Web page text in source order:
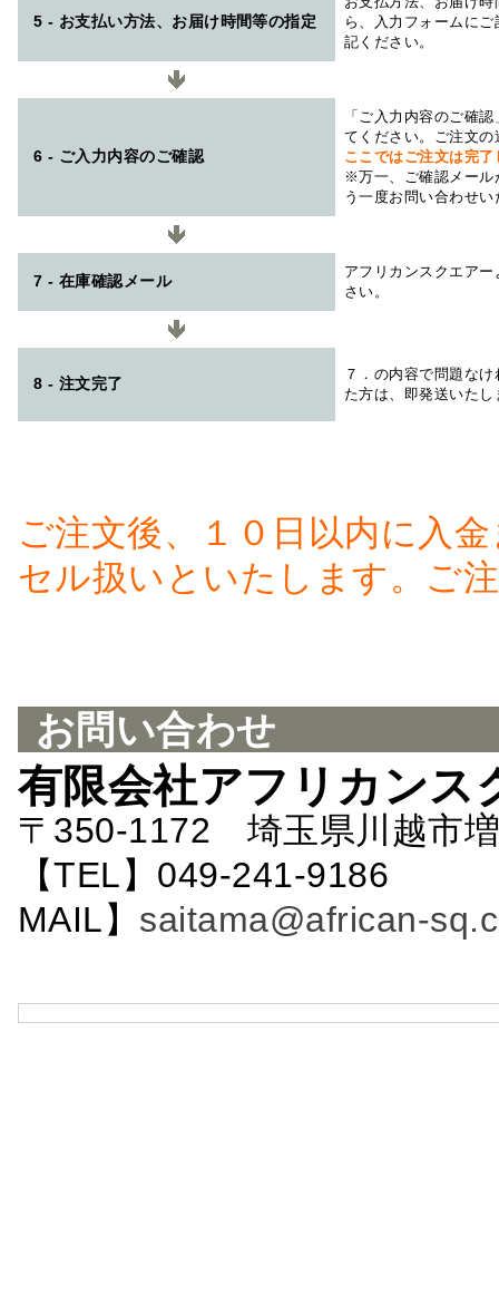
5 - お支払い方法、お届け時間等の指定
ら、入力フォームに
記ください。
6 - ご入力内容のご確認
「ご入力内容のご確
てください。ご注文
ここではご注文は完
※万一、ご確認メール
う一度お問い合わせ
7 - 在庫確認メール
アフリカンスクエアー
さい。
8 - 注文完了
７．の内容で問題な
た方は、即発送いたし
ご注文後、１０日以内に入
セル扱いといたします。ご
お問い合わせ
有限会社アフリカンス
〒350-1172 埼玉県川越市
【TEL】049-241-
MAIL】 saitama@african-